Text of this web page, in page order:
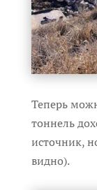
Теперь
тоннель
источник,
видно).